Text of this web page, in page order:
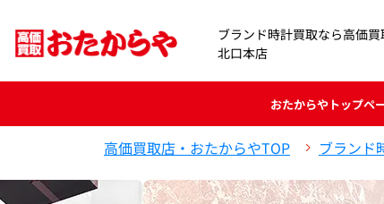
ブランド時計買取なら高価
北口本店
おたからやトップペ
高価買取店・おたからやTOP ブランド